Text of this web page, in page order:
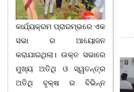
କାର୍ଯ୍ୟକ୍ରମ ପ୍ରାରମ୍ଭରେ ଏକ
ସଭା ର ଆୟୋଜନ
କରାଯାଇଥିଲା। ଉକ୍ତ ସଭାରେ
ମୁଖ୍ୟ ଅତିଥି ଓ ସ୍ୱତନ୍ତ୍ର
ଅତିଥି ବୃକ୍ଷ ର ବିଭିନ୍ନ